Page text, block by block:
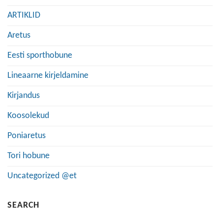
ARTIKLID
Aretus
Eesti sporthobune
Lineaarne kirjeldamine
Kirjandus
Koosolekud
Poniaretus
Tori hobune
Uncategorized @et
SEARCH